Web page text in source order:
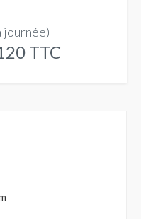
journée)
TTC